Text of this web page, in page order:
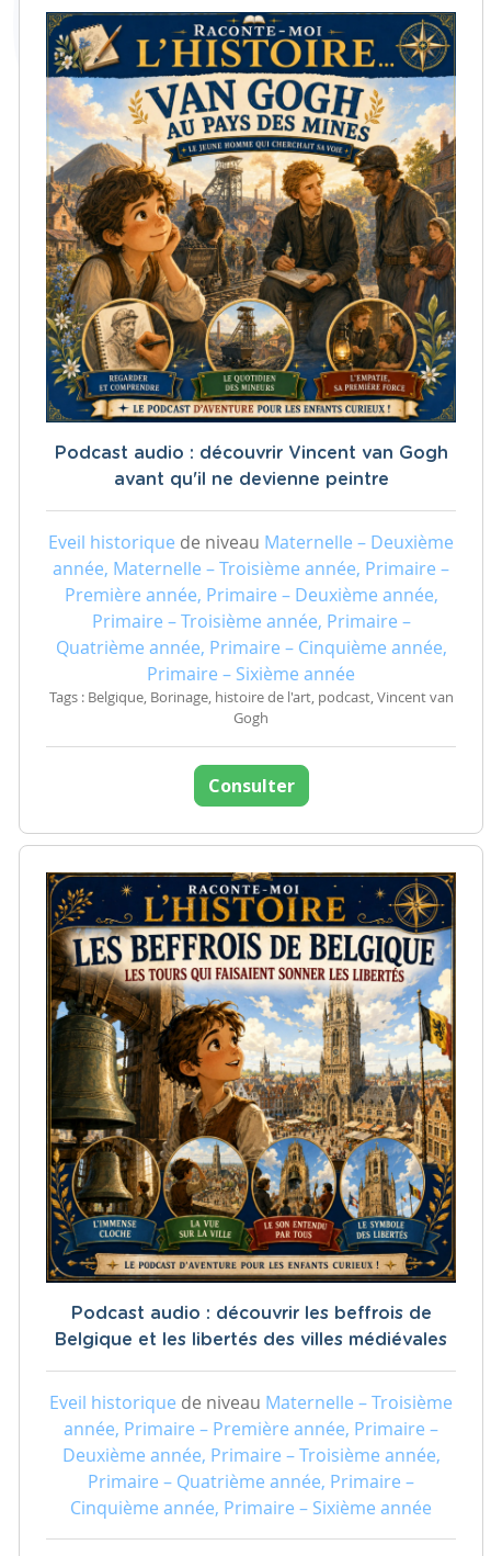
Podcast audio : découvrir Vincent van Gogh
avant qu'il ne devienne peintre
Eveil historique de niveau Maternelle – Deuxième
année, Maternelle – Troisième année, Primaire –
Première année, Primaire – Deuxième année,
Primaire – Troisième année, Primaire –
Quatrième année, Primaire – Cinquième année,
Primaire – Sixième année
Tags : Belgique, Borinage, histoire de l'art, podcast, Vincent van
Gogh
Consulter
Podcast audio : découvrir les beffrois de
Belgique et les libertés des villes médiévales
Eveil historique de niveau Maternelle – Troisième
année, Primaire – Première année, Primaire –
Deuxième année, Primaire – Troisième année,
Primaire – Quatrième année, Primaire –
Cinquième année, Primaire – Sixième année